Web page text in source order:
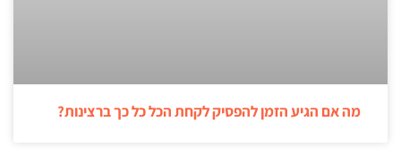
מה אם הגיע הזמן להפסיק לקחת הכל כל כך ברצינות?